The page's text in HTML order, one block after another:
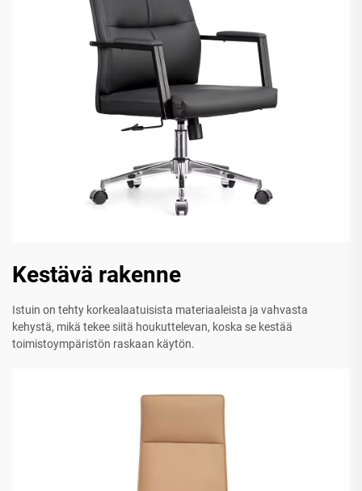
Kestävä rakenne
Istuin on tehty korkealaatuisista materiaaleista ja vahvasta
kehystä, mikä tekee siitä houkuttelevan, koska se kestää
toimistoympäristön raskaan käytön.